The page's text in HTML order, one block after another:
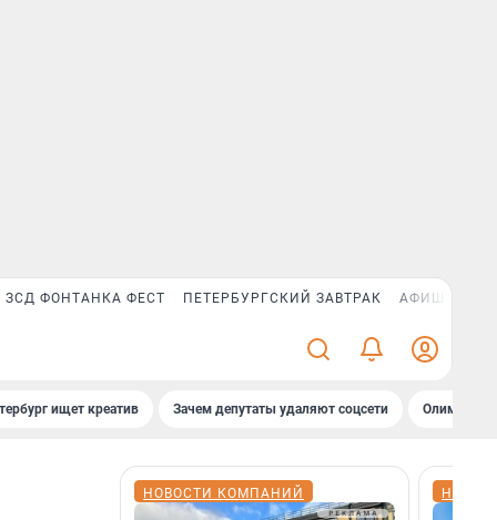
ЗСД ФОНТАНКА ФЕСТ ПЕТЕРБУРГСКИЙ ЗАВТРАК АФИША PLUS
ищет креатив Зачем депутаты удаляют соцсети
НОВОСТИ КОМПАНИЙ